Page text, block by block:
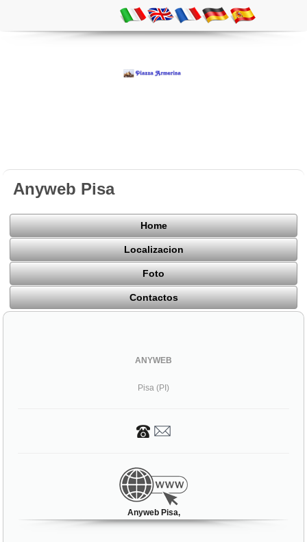
Anyweb Pisa
Home
Localizacion
Foto
Contactos
ANYWEB
Pisa (PI)
Anyweb Pisa,